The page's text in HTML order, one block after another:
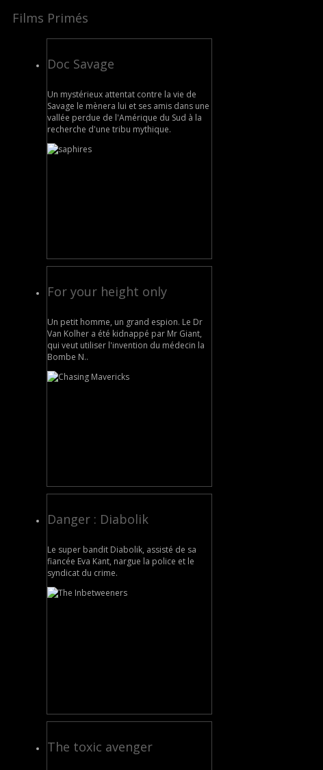
Films Primés
Doc Savage
Un mystérieux attentat contre la vie de
Savage le mènera lui et ses amis dans une
vallée perdue de l'Amérique du Sud à la
recherche d'une tribu mythique.
For your height only
Un petit homme, un grand espion. Le Dr
Van Kolher a été kidnappé par Mr Giant,
qui veut utiliser l'invention du médecin la
Bombe N..
Danger : Diabolik
Le super bandit Diabolik, assisté de sa
fiancée Eva Kant, nargue la police et le
syndicat du crime.
The toxic avenger